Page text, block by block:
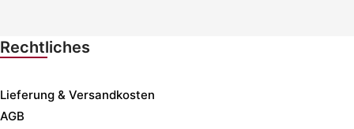
Rechtliches
Lieferung & Versandkosten
AGB